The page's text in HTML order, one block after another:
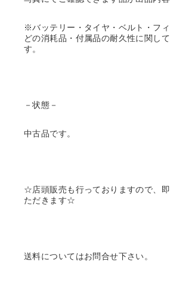
※バッテリー・タイヤ・ベルト・フ
どの消耗品・付属品の耐久性に関し
す。
－状態－
中古品です。
☆店頭販売も行っておりますので、
ただきます☆
送料についてはお問合せ下さい。